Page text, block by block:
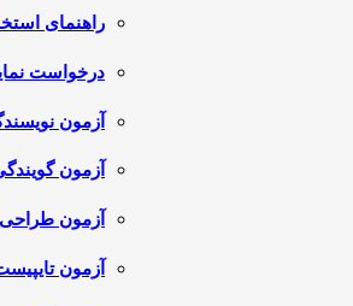
راهنمای
درخواست
آزمون
آزمون
آزمون طراحی
آزمون